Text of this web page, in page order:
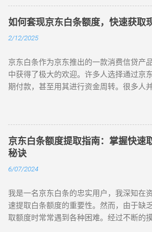
为了关注的重点。 京东白条套现的几种常
购买商品再退货 这是许多人早期使用京东
需要的商品，然后在收货后通过京东商城
货。通过这种方式，用户可以将白条额度
自己的账户。 这种方法有很多潜在的风险
求提供额外的证明材料。频繁的退货行为
付虚拟商品或服务 另一种常见的套现方式
或服务，像是购买游戏点卡、话费充值等
没有实物，而是可以将京东白条支付的款
的退货、退款政策较为复杂，而且部分平
拟商品交易进行监控，因此也需谨慎操作
细介绍一下如何利用"线下京东白条套现攻
前提下，快速实现资金周转。 京东白条的
对京东白条的基本概念并不完全了解。简
京东金融推出的一款消费信贷工具，它类
信用审核，来判断用户的信用额度，额度
户能够获得的消费金额。用户通过京东白
受一定的免息期、分期付款等优惠条件，
度，但并不想在京东商城内购物，而是需
现金，怎么操作呢？这就是"线下京东白条
些简单的技巧，我们可以利用京东白条额
则的情况下，完成资金的周转。 线下京东
东白条直接付款。通过这些平台，你可以
用于购买一些商品或服务，再将这些商品
最终获得现金。这种方式操作相对简单，
如何套现京东白条额度，快速获取
2/12/2025
京东白条作为京东推出的一款消费信贷产
中获得了极大的欢迎。许多人选择通过京
期付款，甚至用其进行资金周转。很多人
化为实际现金。今天，我们就来聊一聊"
度，快速获取现金"这个话题，帮助大家快
法，解决资金周转的问题。 套现京东白条
不是随便就能操作的，尤其是在不当心的
风险和麻烦。因此，在尝试套现的过程中
心，选择安全、合法且有效的方法。套现
从几个方面来分析如何套现京东白条额度
通过京东自营商品"倒卖"白条额度 一种比
京东平台上的商品倒卖。简单来说，就是
京东白条额度提取指南：掌握快速
秘诀
6/07/2024
我是一名京东白条的忠实用户，我深知在
速提取白条额度的重要性。然而，由于缺
取额度时常常遇到各种困难。经过不断的